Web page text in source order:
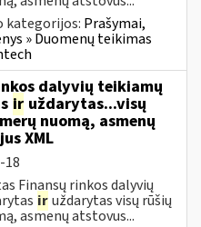
kategorijos: Prašymai,
» Duomenų teikimas
dalyvių teikiamų
ir uždarytas...visų
nuomą, asmenų
XML
18
Finansų rinkos dalyvių
iruždarytas visų rūšių
asmenų atstovus...